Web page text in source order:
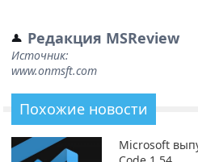
Редакция MSReview
Источник:
www.onmsft.com
Похожие новости
Microsoft